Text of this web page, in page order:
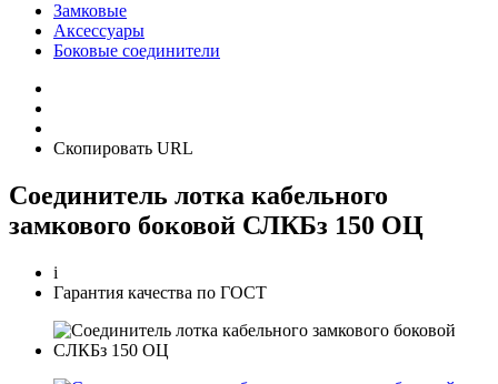
Замковые
Аксессуары
Боковые соединители
Скопировать URL
Соединитель лотка кабельного
замкового боковой СЛКБз 150 ОЦ
i
Гарантия качества по ГОСТ